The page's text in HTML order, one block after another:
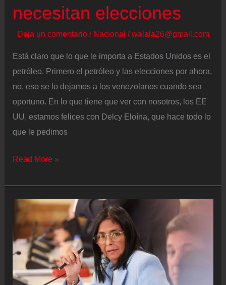
necesitan elecciones
Deja un comentario / Nacional /walala26@gmail.com
Está claro que lo que le importa a Estados Unidos es el
petróleo. Primero el petróleo y las elecciones por ahora,
no, eso se lo dejamos a los venezolanos cuando sea
oportuno. En lo que tiene que ver con nosotros, los EE
UU, estamos felices con Delcy Eloína, que hace todo lo
que le pedimos
Cuando
dictadura
vuelve
normal
no
necesitan
Read More »